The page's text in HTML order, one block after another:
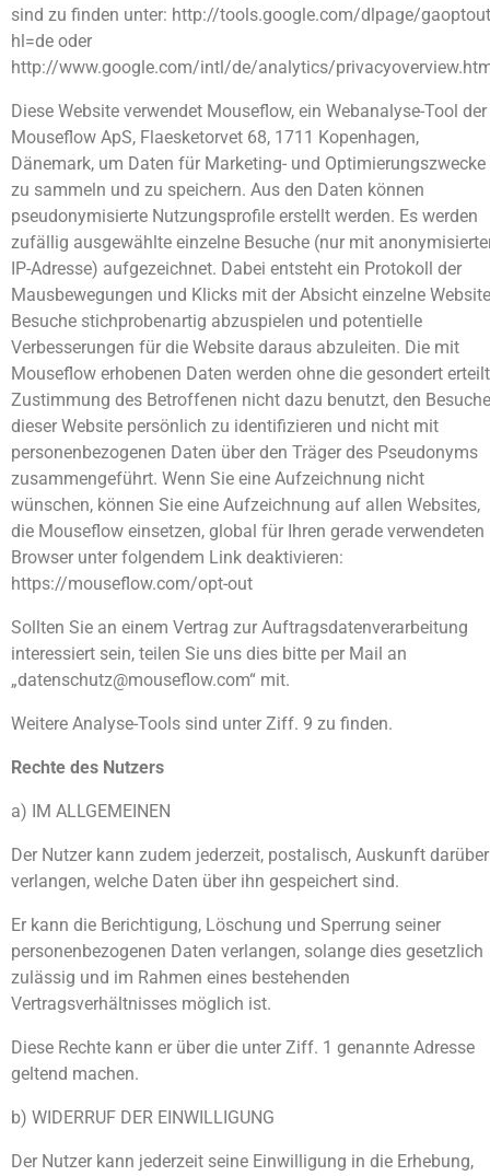
sind zu finden unter: http://tools.google.com/dlpage/
hl=de oder
http://www.google.com/intl/de/analytics/
Diese Website verwendet Mouseflow, ein Webanalyse-Tool der
Mouseflow ApS, Flaesketorvet 68, 1711 Kopenhagen,
Dänemark, um Daten für Marketing- und Optimierungszwecke
zu sammeln und zu speichern. Aus den Daten können
pseudonymisierte Nutzungsprofile erstellt werden. Es werden
zufällig ausgewählte einzelne Besuche (nur mit
IP-Adresse) aufgezeichnet. Dabei entsteht ein Protokoll der
Mausbewegungen und Klicks mit der Absicht einzelne
Besuche stichprobenartig abzuspielen und potentielle
Verbesserungen für die Website daraus abzuleiten. Die mit
Mouseflow erhobenen Daten werden ohne die gesondert
Zustimmung des Betroffenen nicht dazu benutzt, den
dieser Website persönlich zu identifizieren und nicht mit
personenbezogenen Daten über den Träger des Pseudonyms
zusammengeführt. Wenn Sie eine Aufzeichnung nicht
wünschen, können Sie eine Aufzeichnung auf allen Websites,
die Mouseflow einsetzen, global für Ihren gerade verwendeten
Browser unter folgendem Link deaktivieren:
https://mouseflow.com/opt-out
Sollten Sie an einem Vertrag zur Auftragsdatenverarbeitung
interessiert sein, teilen Sie uns dies bitte per Mail an
„datenschutz@mouseflow.com“ mit.
Weitere Analyse-Tools sind unter Ziff. 9 zu finden.
Rechte des Nutzers
a) IM ALLGEMEINEN
Der Nutzer kann zudem jederzeit, postalisch, Auskunft darüber
verlangen, welche Daten über ihn gespeichert sind.
Er kann die Berichtigung, Löschung und Sperrung seiner
personenbezogenen Daten verlangen, solange dies gesetzlich
zulässig und im Rahmen eines bestehenden
Vertragsverhältnisses möglich ist.
Diese Rechte kann er über die unter Ziff. 1 genannte Adresse
geltend machen.
b) WIDERRUF DER EINWILLIGUNG
Der Nutzer kann jederzeit seine Einwilligung in die Erhebung,